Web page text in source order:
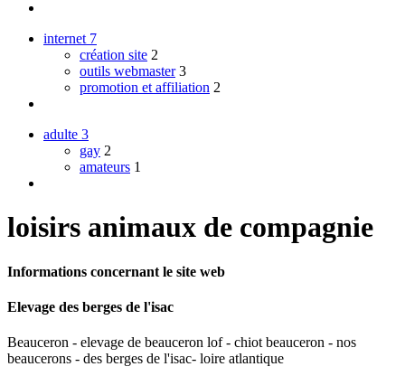
internet 7
création site 2
outils webmaster 3
promotion et affiliation 2
adulte 3
gay 2
amateurs 1
loisirs animaux de compagnie
Informations concernant le site web
Elevage des berges de l'isac
Beauceron - elevage de beauceron lof - chiot beauceron - nos
beaucerons - des berges de l'isac- loire atlantique